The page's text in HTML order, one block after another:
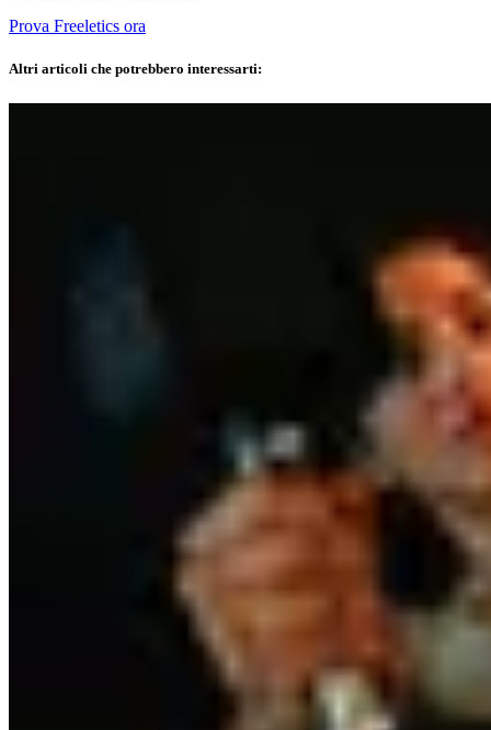
Prova Freeletics ora
Altri articoli che potrebbero interessarti: